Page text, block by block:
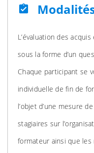
assignment_turned_in
L’évaluation des
sous la forme d’un
Chaque participant se
individuelle de fin de
l’objet d’une mesure
stagiaires sur
formateur ainsi que